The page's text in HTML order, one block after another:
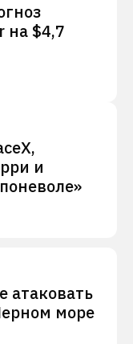
на $4,7
и
атаковать
море